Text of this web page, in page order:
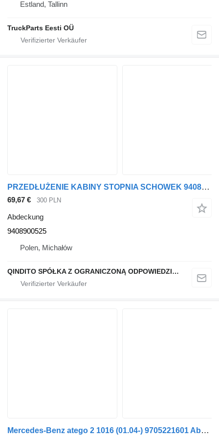
Estland, Tallinn
TruckParts Eesti OÜ
PRZEDŁUŻENIE KABINY STOPNIA SCHOWEK 9408900525 Abdeckung für Mercedes-Benz AXOR ATEGO Sattelzugmaschine
69,67 € 300 PLN
Abdeckung
9408900525
Polen, Michałów
QINDITO SPÓŁKA Z OGRANICZONĄ ODPOWIEDZIALNOŚCIĄ
Mercedes-Benz atego 2 1016 (01.04-) 9705221601 Abdeckung für Mercedes-Benz Atego, Atego 2, Atego 3 (1996-) Sattelzugmaschine